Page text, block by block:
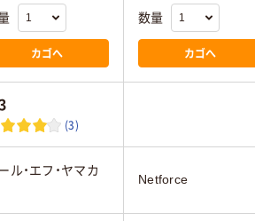
カゴへ
数量
カゴへ
(3)
ル・エフ・ヤマカ
Netforce